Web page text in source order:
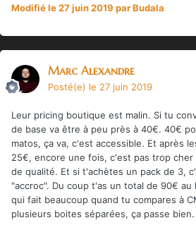
Modifiéle 27 juin 2019 par Budala
Marc Alexandre
Posté(e) le 27 juin 2019
Leur pricing boutique est malin. Si tu
de base va être à peu près à 40€. 40€
matos, ça va, c'est accessible. Et après
25€, encore une fois, c'est pas trop
de qualité. Et si t'achètes un pack de 3,
"accroc". Du coup t'as un total de 90€ au
qui fait beaucoup quand tu compares à
plusieurs boites séparées, ça passe bien.